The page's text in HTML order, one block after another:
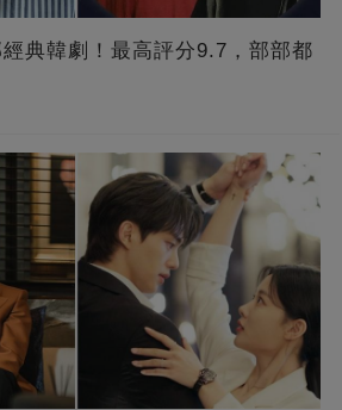
典韓劇！最高評分9.7，部部都